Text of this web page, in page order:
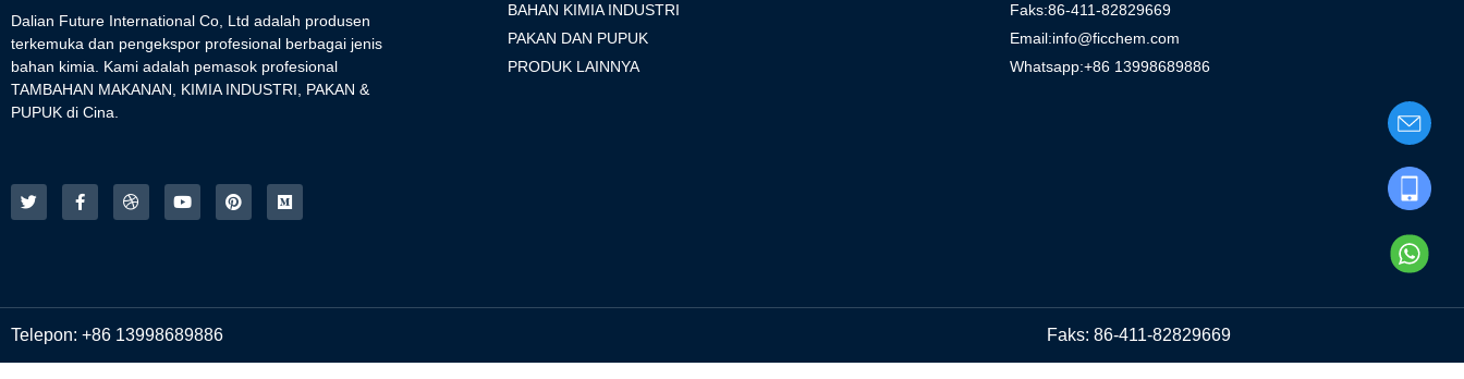
Dalian Future International Co, Ltd adalah produsen
terkemuka dan pengekspor profesional berbagai jenis
bahan kimia. Kami adalah pemasok profesional
TAMBAHAN MAKANAN, KIMIA INDUSTRI, PAKAN &
PUPUK di Cina.
BAHAN KIMIA INDUSTRI
PAKAN DAN PUPUK
PRODUK LAINNYA
Faks:86-411-82829669
Email:info@ficchem.com
Whatsapp:+86 13998689886
Telepon: +86 13998689886 Faks: 86-411-82829669